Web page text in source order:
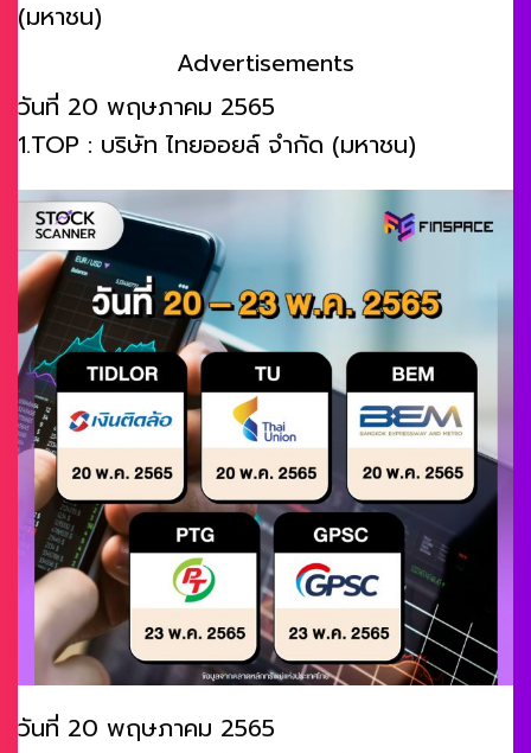
(มหาชน)
Advertisements
วันที่ 20 พฤษภาคม 2565
1.TOP : บริษัท ไทยออยล์ จำกัด (มหาชน)
วันที่ 20 พฤษภาคม 2565